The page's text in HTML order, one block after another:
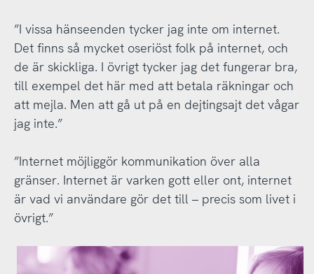
”I vissa hänseenden tycker jag inte om internet.
Det finns så mycket oseriöst folk på internet, och
de är skickliga. I övrigt tycker jag det fungerar bra,
till exempel det här med att betala räkningar och
att mejla. Men att gå ut på en dejtingsajt det vågar
jag inte.”
”Internet möjliggör kommunikation över alla
gränser. Internet är varken gott eller ont, internet
är vad vi användare gör det till – precis som livet i
övrigt.”